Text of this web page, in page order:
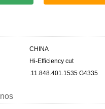
CHINA
Hi-Efficiency cut
.11.848.401.1535 G4335